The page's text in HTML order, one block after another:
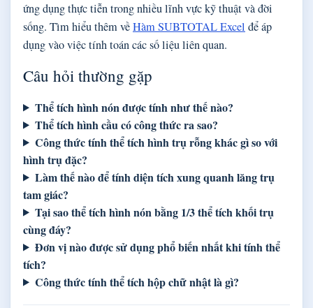
ứng dụng thực tiễn trong nhiều lĩnh vực kỹ thuật và đời
sống. Tìm hiểu thêm vềHàm SUBTOTAL Excel để áp
dụng vào việc tính toán các số liệu liên quan.
Câu hỏi thường gặp
Thể tích hình nón được tính như thế nào?
Thể tích hình cầu có công thức ra sao?
Công thức tính thể tích hình trụ rỗng khác gì so với
hình trụ đặc?
Làm thế nào để tính diện tích xung quanh lăng trụ
tam giác?
Tại sao thể tích hình nón bằng 1/3 thể tích khối trụ
cùng đáy?
Đơn vị nào được sử dụng phổ biến nhất khi tính thể
tích?
Công thức tính thể tích hộp chữ nhật là gì?